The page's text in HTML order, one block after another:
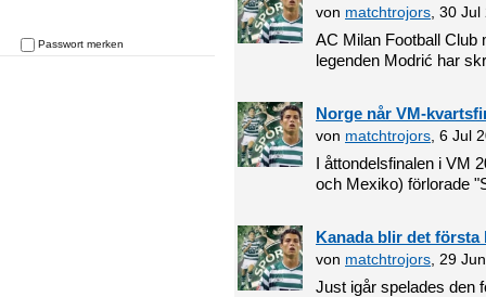
Passwort merken
von matchtrojors , 30
AC Milan Football Club
legenden Modrić har
Norge når VM-
von matchtrojors , 6 Jul
I åttondelsfinalen i VM
och Mexiko) förlorade
Kanada blir det
von matchtrojors , 29
Just igår spelades den